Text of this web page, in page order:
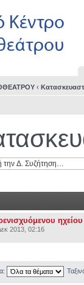
‹
ηχείου
2013, 02:16